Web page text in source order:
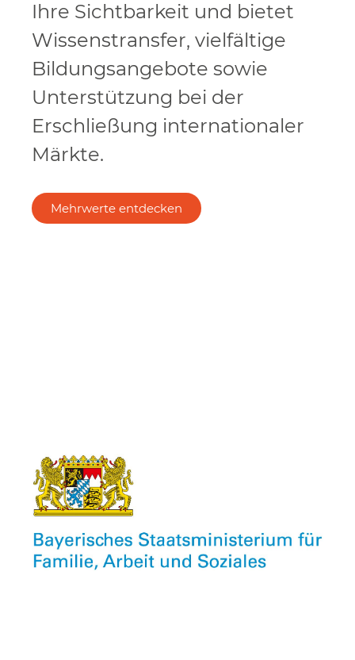
Ihre Sichtbarkeit und bietet
Wissenstransfer, vielfältige
Bildungsangebote sowie
Unterstützung bei der
Erschließung internationaler
Märkte.
Mehrwerte entdecken